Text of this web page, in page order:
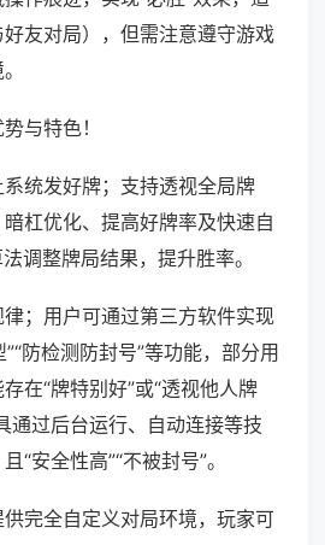
友对局），但需注意遵守游戏
与特色！
统发好牌；支持透视全局牌
杠优化、提高好牌率及快速自
调整牌局结果，提升胜率。
；用户可通过第三方软件实现
防检测防封号”等功能，部分用
在“牌特别好”或“透视他人牌
通过后台运行、自动连接等技
“安全性高”“不被封号”。
完全自定义对局环境，玩家可